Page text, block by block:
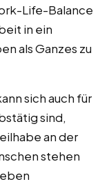
Life-Balance
in ein
als Ganzes zu
sich auch für
sind,
an der
stehen